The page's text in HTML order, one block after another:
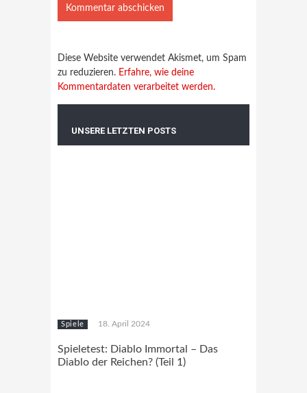
Diese Website verwendet Akismet, um Spam
zu reduzieren. Erfahre, wie deine
Kommentardaten verarbeitet werden.
UNSERE LETZTEN POSTS
Spiele 18. April 2024
Spieletest: Diablo Immortal – Das
Diablo der Reichen? (Teil 1)